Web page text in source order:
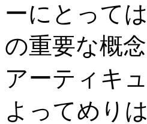
ーにとって
の重要な概
アーティキ
よってめり